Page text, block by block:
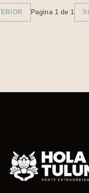
Pagina 1 de 1